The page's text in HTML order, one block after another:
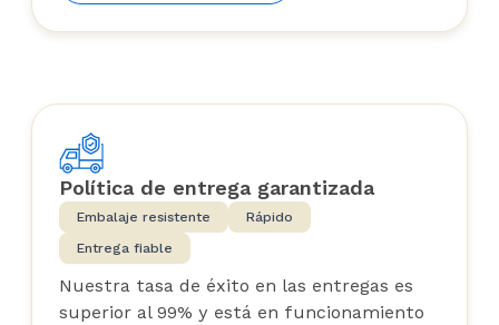
Política de entrega garantizada
Embalaje resistente
Rápido
Entrega fiable
Nuestra tasa de éxito en las entregas es
superior al 99% y está en funcionamiento